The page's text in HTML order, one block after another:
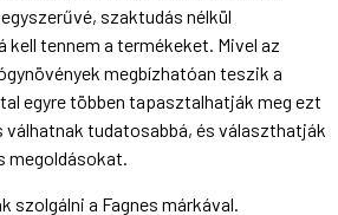
szaktudás nélkül
kell tennem a termékeket. Mivel az
megbízhatóan teszik a
egyre többen tapasztalhatják meg ezt
válhatnak tudatosabbá, és választhatják
megoldásokat.
szolgálni a Fagnes márkával.